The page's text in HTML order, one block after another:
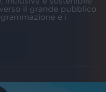
il grande pubblico
e i